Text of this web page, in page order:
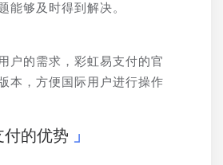
能够及时得到解决。
户的需求，彩虹易支付的官
本，方便国际用户进行操作
付的优势